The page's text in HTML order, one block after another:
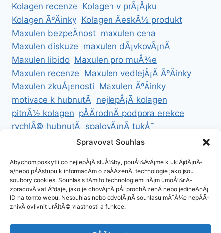
Kolagen recenze Kolagen v prÃ¡Å¡ku
Kolagen ÃºÄinky Kolagen ÄeskÃ½ produkt
Maxulen bezpeÄnost maxulen cena
Maxulen diskuze maxulen dÃ¡vkovÃ¡nÃ­
Maxulen libido Maxulen pro muÅ¾e
Maxulen recenze Maxulen vedlejÅ¡Ã­ ÃºÄinky
Maxulen zkuÅ¡enosti Maxulen ÃºÄinky
motivace k hubnutÃ­ nejlepÅ¡Ã­ kolagen
pitnÃ½ kolagen pÅÃ­rodnÃ­ podpora erekce
rychlÃ© hubnutÃ­ spalovÃ¡nÃ­ tukÅ¯
ZdravÃ© hubnutÃ­ ZdravÃ© recepty na hubnutÃ­
ZÃ¡sady cookies (EU)
Spravovat Souhlas
Abychom poskytli co nejlepÅ¡Ã­ sluÅ¾by, pouÅ¾Ã­vÃ¡me k uklÃ¡dÃ¡nÃ­
a/nebo pÅÃ­stupu k informacÃ­m o zaÅÃ­zenÃ­, technologie jako jsou
soubory cookies. Souhlas s tÄmito technologiemi nÃ¡m umoÅ¾nÃ­
zpracovÃ¡vat Ãºdaje, jako je chovÃ¡nÃ­ pÅi prochÃ¡zenÃ­ nebo jedineÄnÃ¡
ID na tomto webu. Nesouhlas nebo odvolÃ¡nÃ­ souhlasu mÅ¯Å¾e nepÅÃ­
znivÄ ovlivnit urÄitÃ© vlastnosti a funkce.